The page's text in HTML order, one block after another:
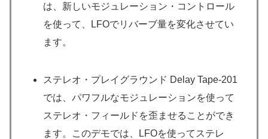
は、新しいモジュレーション・コントロール
を使って、LFOでリバーブ量を変化させてい
ます。
ステレオ・プレイグラウンド Delay Tape-201
では、パワフルなモジュレーションを使って
ステレオ・フィールドを歪ませることができ
ます。このデモでは、LFOを使ってステレ